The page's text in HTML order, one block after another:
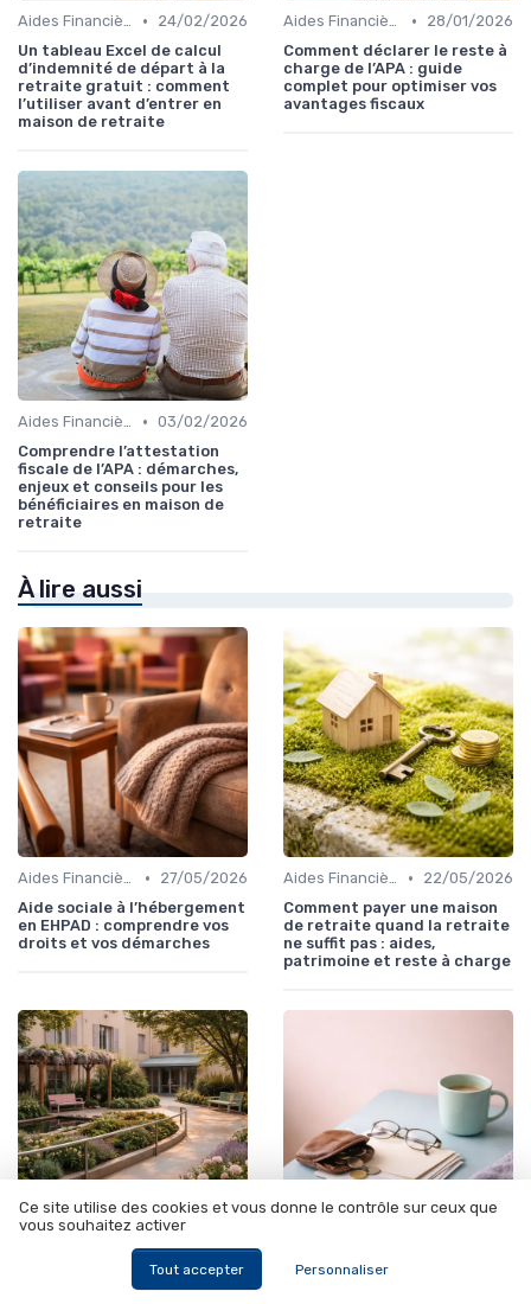
Aides Financières et Subventions •
24/02/2026
Un tableau Excel de calcul
d’indemnité de départ à la
retraite gratuit : comment
l’utiliser avant d’entrer en
maison de retraite
Aides Financières et Subventions •
28/01/2026
Comment déclarer le reste à
charge de l’APA : guide
complet pour optimiser vos
avantages fiscaux
Aides Financières et Subventions • 03/02/2026
Comprendre l’attestation
fiscale de l’APA : démarches,
enjeux et conseils pour les
bénéficiaires en maison de
retraite
À lire aussi
Aides Financières et Subventions •
27/05/2026
Aide sociale à l’hébergement
en EHPAD : comprendre vos
droits et vos démarches
Aides Financières et Subventions •
22/05/2026
Comment payer une maison
de retraite quand la retraite
ne suffit pas : aides,
patrimoine et reste à charge
•
17/05/2026
Unité Alzheimer en EHPAD :
Ce site utilise des cookies et vous donne le contrôle sur ceux que
vous souhaitez activer
Tout accepter Personnaliser